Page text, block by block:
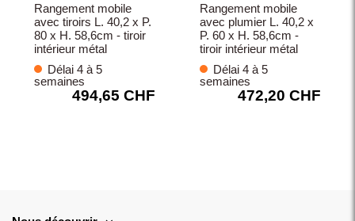
Rangement mobile
avec tiroirs L. 40,2 x P.
80 x H. 58,6cm - tiroir
intérieur métal
Délai 4 à 5
semaines
494,65 CHF
Rangement mobile
avec plumier L. 40,2 x
P. 60 x H. 58,6cm -
tiroir intérieur métal
Délai 4 à 5
semaines
472,20 CHF